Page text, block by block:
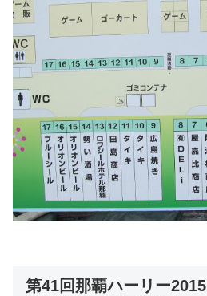
第41回那覇ハーリー2015